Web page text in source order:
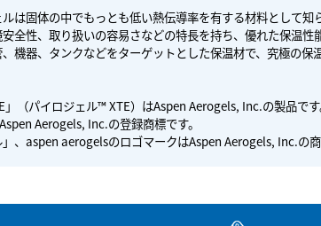
は固体の中でもっとも低い熱伝導率を有する材料として知
全性、取り扱いの容易さなどの特長を持ち、優れた保温性
機器、タンクなどをターゲットとした保温材で、究極の保
（パイロジェル™ XTE）はAspen Aerogels, Inc.の製品です
Aerogels, Inc.の登録商標です。
、aspen aerogelsのロゴマークはAspen Aerogels, Inc.の商